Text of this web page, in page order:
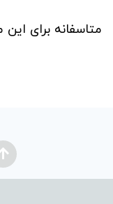
متاسفانه برای